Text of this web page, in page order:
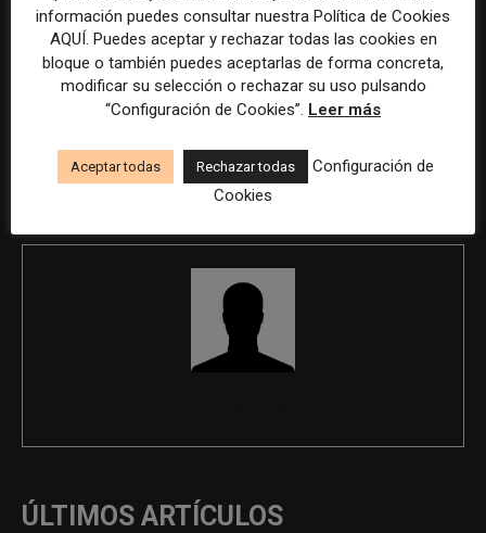
Previous article
Audiovisual o Periodismo con
ÚLTIMOS ARTÍCULOS
información puedes consultar nuestra Política de Cookies
AQUÍ. Puedes aceptar y rechazar todas las cookies en
bloque o también puedes aceptarlas de forma concreta,
modificar su selección o rechazar su uso pulsando
“Configuración de Cookies”. Leer más
Aceptar todas Rechazar todas
Configuración de
Cookies